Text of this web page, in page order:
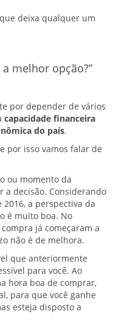
deixa qualquer um
melhor opção?”
por depender de vários
capacidade financeira
do país.
por isso vamos falar de
ou momento da
a decisão. Considerando
a perspectiva da
é muito boa. No
já começaram a
não é de melhora.
que anteriormente
para você. Ao
hora boa de comprar,
para que você ganhe
esteja disposto a